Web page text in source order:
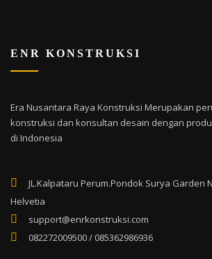
ENR KONSTRUKSI
Era Nusantara Raya Konstruksi Merupakan
konstruksi dan konsultan desain dengan
di Indonesia
JL.Kalpataru Perum.Pondok Surya Garden
Helvetia
support@enrkonstruksi.com
082272009500 / 085362986936